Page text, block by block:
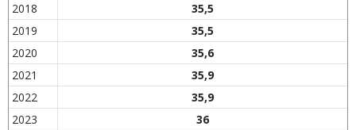
2018
35,5
2019
35,5
2020
35,6
2021
35,9
2022
35,9
2023
36